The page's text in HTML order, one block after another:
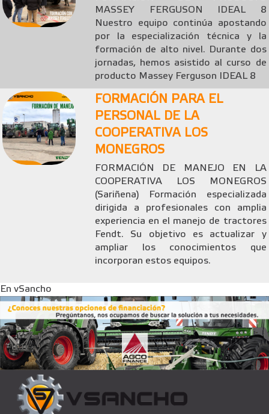
MASSEY FERGUSON IDEAL 8
Nuestro equipo continúa apostando
por la especialización técnica y la
formación de alto nivel. Durante dos
jornadas, hemos asistido al curso de
producto Massey Ferguson IDEAL 8
FORMACIÓN PARA EL
PERSONAL DE LA
COOPERATIVA LOS
MONEGROS
FORMACIÓN DE MANEJO EN LA
COOPERATIVA LOS MONEGROS
(Sariñena) Formación especializada
dirigida a profesionales con amplia
experiencia en el manejo de tractores
Fendt. Su objetivo es actualizar y
ampliar los conocimientos que
incorporan estos equipos.
En vSancho